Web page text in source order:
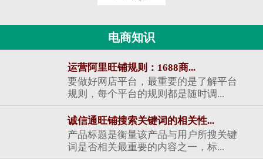
电商知识
运营阿里旺铺规则：1688商...
要做好网店平台，最重要的是了解平台
规则，每个平台的规则都是随时调...
诚信通旺铺搜索关键词的相关性...
产品标题是衡量该产品与用户所搜关键
词是否相关最重要的内容之一，标...